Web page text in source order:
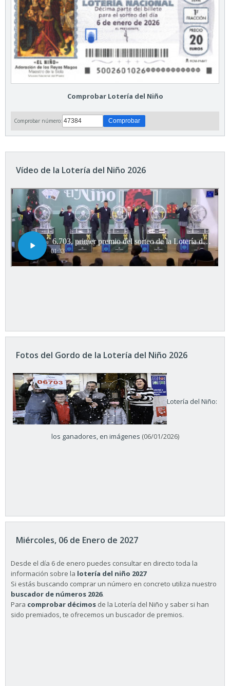
Comprobar Lotería del Niño
Comprobar número:
Vídeo de la Lotería del Niño 2026
Fotos del Gordo de la Lotería del Niño 2026
Lotería del Niño:
los ganadores, en imágenes (06/01/2026)
Miércoles, 06 de Enero de 2027
Desde el día 6 de enero puedes consultar en directo toda la
información sobre la lotería del niño 2027
Si estás buscando comprar un número en concreto utiliza nuestro
buscador de números 2026.
Para comprobar décimos de la Lotería del Niño y saber si han
sido premiados, te ofrecemos un buscador de premios.